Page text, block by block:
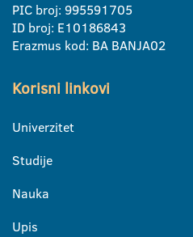
PIC broj: 995591705
ID broj: E10186843
Erazmus kod: BA BANJA02
Korisni linkovi
Univerzitet
Studije
Nauka
Upis